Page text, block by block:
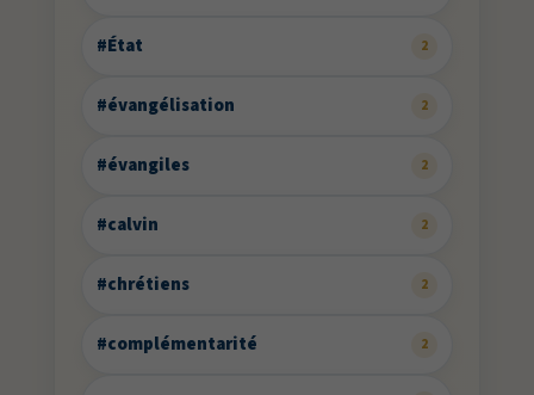
#État 2
#évangélisation 2
#évangiles 2
#calvin 2
#chrétiens 2
#complémentarité 2